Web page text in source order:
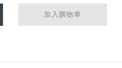
加入購物車